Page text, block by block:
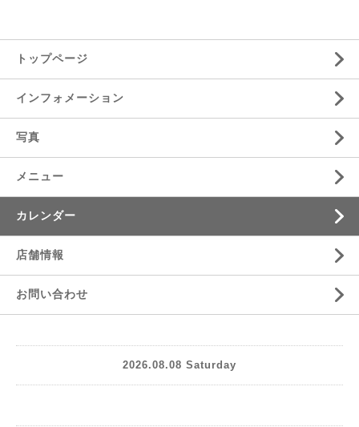
トップページ
インフォメーション
写真
メニュー
カレンダー
店舗情報
お問い合わせ
2026.08.08 Saturday